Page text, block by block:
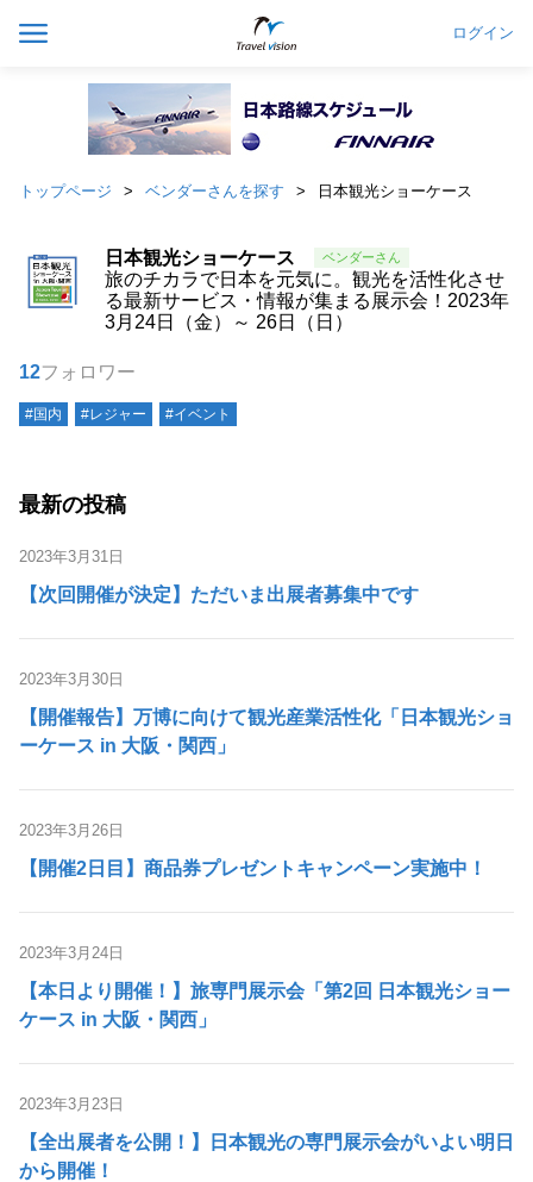
ログイン
トップページ ベンダーさんを探す 日本観光ショーケース
日本観光ショーケース
旅のチカラで日本を元気に。観光を活性化させ
る最新サービス・情報が集まる展示会！2023年
3月24日（金）～ 26日（日）
12フォロワー
#国内 #レジャー #イベント
最新の投稿
2023年3月31日
【次回開催が決定】ただいま出展者募集中です
2023年3月30日
【開催報告】万博に向けて観光産業活性化「日本観光ショ
ーケース in 大阪・関西」
2023年3月26日
【開催2日目】商品券プレゼントキャンペーン実施中！
2023年3月24日
【本日より開催！】旅専門展示会「第2回 日本観光ショー
ケース in 大阪・関西」
2023年3月23日
【全出展者を公開！】日本観光の専門展示会がいよい明日
から開催！